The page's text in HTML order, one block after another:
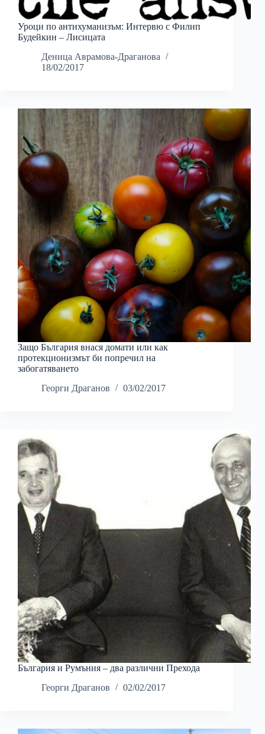
Уроци по антихуманизъм: Интервю с Филип
Будейкин – Лисицата
Деница Аврамова-Драганова
18/02/2017
Защо България внася домати или как
протекционизмът би попречил на
забогатяването
Георги Драганов
03/02/2017
България и Румъния – два различни Прехода
Георги Драганов
02/02/2017